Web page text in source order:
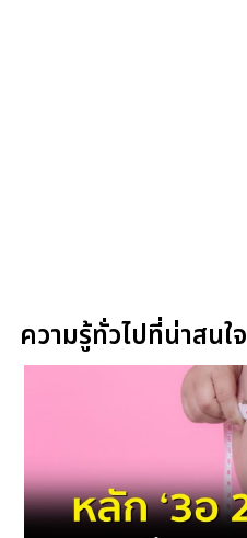
ความรู้ทั่วไปที่น่าสนใจ